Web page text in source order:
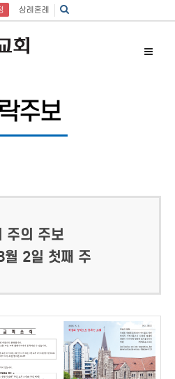
상례혼례
주보
주의 주보
2일 첫째 주